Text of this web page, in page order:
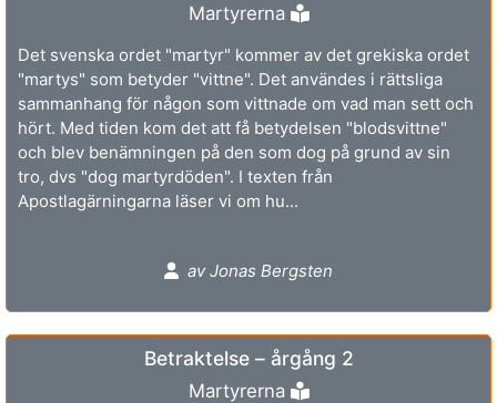
Martyrerna
Det svenska ordet "martyr" kommer av det grekiska ordet
"martys" som betyder "vittne". Det användes i rättsliga
sammanhang för någon som vittnade om vad man sett och
hört. Med tiden kom det att få betydelsen "blodsvittne"
och blev benämningen på den som dog på grund av sin
tro, dvs "dog martyrdöden". I texten från
Apostlagärningarna läser vi om hu...
av Jonas Bergsten
Betraktelse – årgång 2
Martyrerna